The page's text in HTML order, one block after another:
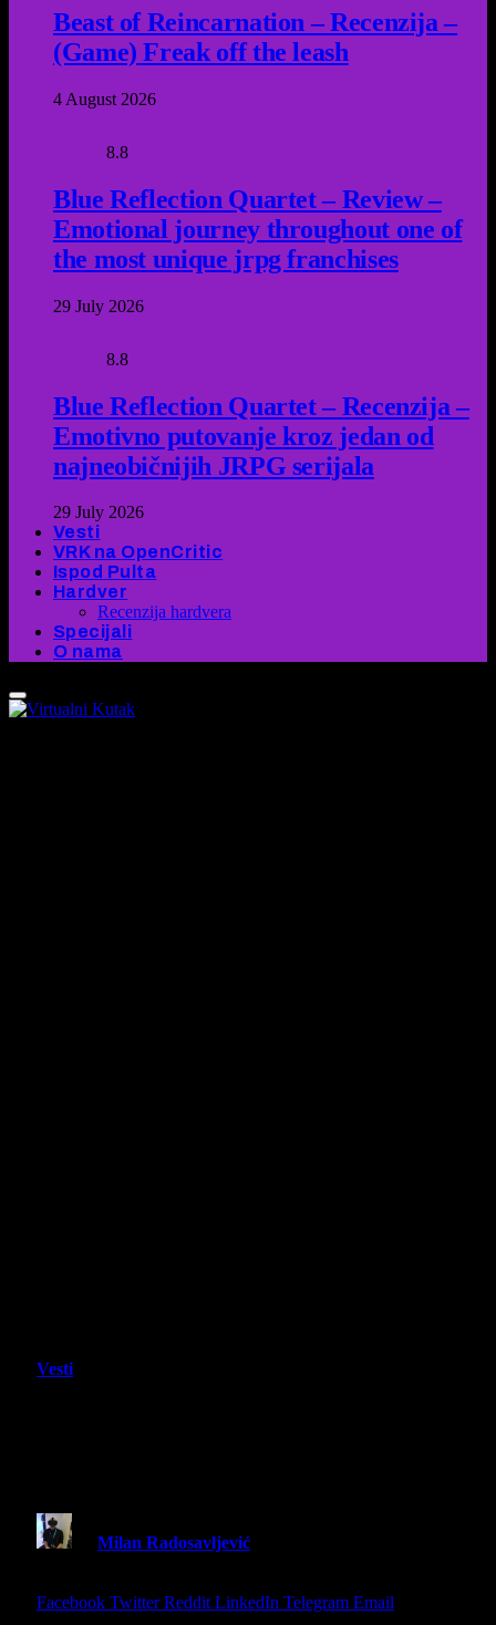
Beast of Reincarnation – Recenzija –
(Game) Freak off the leash
4 August 2026
8.8
Blue Reflection Quartet – Review –
Emotional journey throughout one of
the most unique jrpg franchises
29 July 2026
8.8
Blue Reflection Quartet – Recenzija –
Emotivno putovanje kroz jedan od
najneobičnijih JRPG serijala
29 July 2026
Vesti
VRK na OpenCritic
Ispod Pulta
Hardver
Recenzija hardvera
Specijali
O nama
Vesti
Milan Radosavljević
Facebook Twitter Reddit LinkedIn Telegram Email